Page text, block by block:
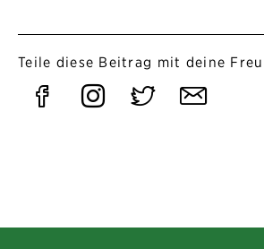
Teile diese Beitrag mit deine
Auf
Auf
Auf Per